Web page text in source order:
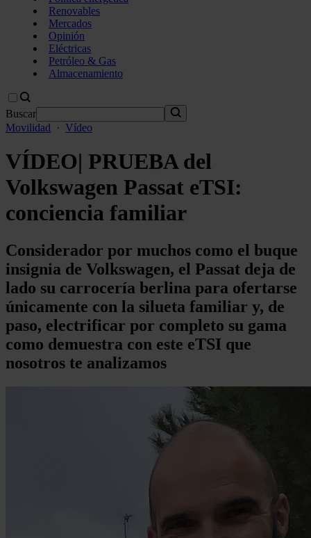
Renovables
Mercados
Opinión
Eléctricas
Petróleo & Gas
Almacenamiento
Buscar
Movilidad
· Vídeo
VÍDEO| PRUEBA del
Volkswagen Passat eTSI:
conciencia familiar
Considerador por muchos como el buque
insignia de Volkswagen, el Passat deja de
lado su carrocería berlina para ofertarse
únicamente con la silueta familiar y, de
paso, electrificar por completo su gama
como demuestra con este eTSI que
nosotros te analizamos